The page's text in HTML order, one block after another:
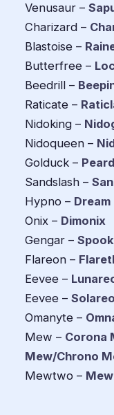
Venusaur –
Charizard –
Blastoise –
Butterfree –
Beedrill –
Raticate –
Nidoking –
Nidoqueen –
Golduck –
Sandslash –
Hypno –
Onix – Dimonix
Gengar –
Flareon –
Eevee –
Eevee –
Omanyte –
Mew – Corona
Mew/Chrono
Mewtwo –